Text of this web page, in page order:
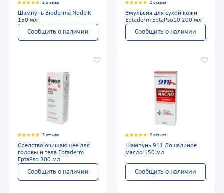
2 отзыва
Шампунь Bioderma Node K
150 мл
Сообщить о наличии
2 отзыва
Эмульсия для сухой кожи
Eptaderm EptaPso10 200 мл
Сообщить о наличии
2 отзыва
Средство очищающее для
головы и тела Eptaderm
EptaPso 200 мл
Сообщить о наличии
2 отзыва
Шампунь 911 Лошадиное
масло 150 мл
Сообщить о наличии